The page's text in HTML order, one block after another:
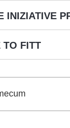
INIZIATIVE
TO FITT